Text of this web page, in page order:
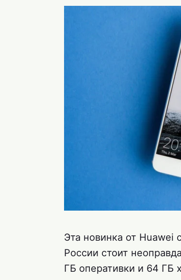
Эта новинка от
России стоит
ГБ оперативки и 64 ГБ